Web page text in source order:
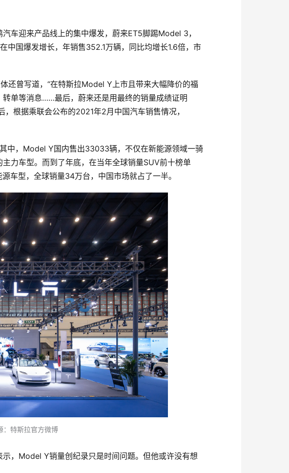
车迎来产品线上的集中爆发，蔚来ET5脚踢Model 3，
国爆发增长，年销售352.1万辆，同比均增长1.6倍，市
还曾写道，“在特斯拉Model Y上市且带来大幅降价的福
单等消息……最后，蔚来还是用最终的销量成绩证明
根据乘联会公布的2021年2月中国汽车销售情况，
中，Model Y国内售出33033辆，不仅在新能源领域一骑
力车型。而到了年底，在当年全球销量SUV前十榜单
车型，全球销量34万台，中国市场就占了一半。
：特斯拉官方微博
，Model Y销量创纪录只是时间问题。但他或许没有想